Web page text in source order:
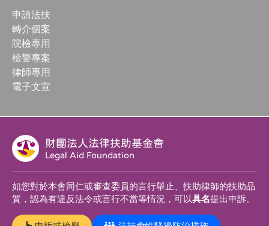
申請法扶
轉介個案
院檢專用
檢警專案
律師專用
電子文宣
財團法人法律扶助基金會
Legal Aid Foundation
如您對於本會同仁或審查委員的言行舉止、扶助律師的扶助品
質，認為有違反法令或言行不當等情況，可以具名提出申訴。